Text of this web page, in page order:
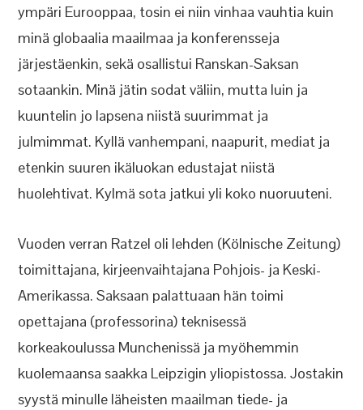
ympäri Eurooppaa, tosin ei niin vinhaa vauhtia kuin
minä globaalia maailmaa ja konferensseja
järjestäenkin, sekä osallistui Ranskan-Saksan
sotaankin. Minä jätin sodat väliin, mutta luin ja
kuuntelin jo lapsena niistä suurimmat ja
julmimmat. Kyllä vanhempani, naapurit, mediat ja
etenkin suuren ikäluokan edustajat niistä
huolehtivat. Kylmä sota jatkui yli koko nuoruuteni.
Vuoden verran Ratzel oli lehden (Kölnische Zeitung)
toimittajana, kirjeenvaihtajana Pohjois- ja Keski-
Amerikassa. Saksaan palattuaan hän toimi
opettajana (professorina) teknisessä
korkeakoulussa Munchenissä ja myöhemmin
kuolemaansa saakka Leipzigin yliopistossa. Jostakin
syystä minulle läheisten maailman tiede- ja